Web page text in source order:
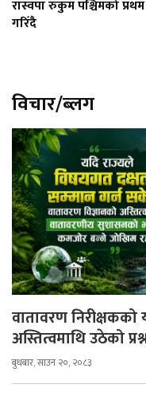
रास्वपा रुकुम पश्चिमको
गरिँदै
विचार/ब्लग
वातावरण निरीक्षकको
अस्तित्वमाथि उठेको
बुधबार, साउन २०, २०८३